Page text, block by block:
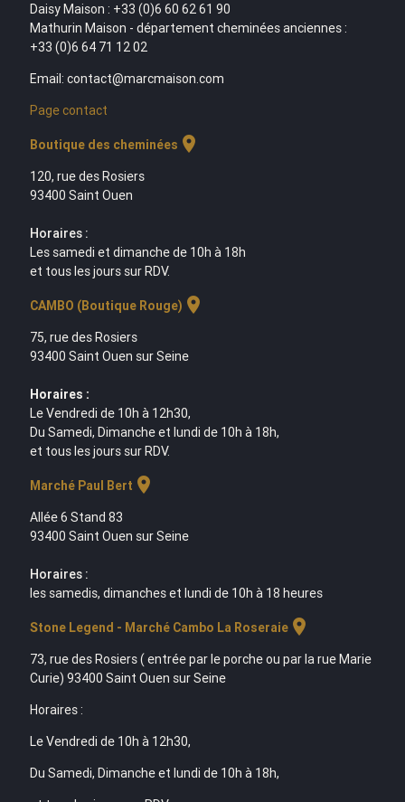
Daisy Maison : +33 (0)6 60 62 61 90
Mathurin Maison - département cheminées anciennes :
+33 (0)6 64 71 12 02
Email: contact@marcmaison.com
Page contact
Boutique des cheminées location_on
120, rue des Rosiers
93400 Saint Ouen
Horaires :
Les samedi et dimanche de 10h à 18h
et tous les jours sur RDV.
CAMBO (Boutique Rouge) location_on
75, rue des Rosiers
93400 Saint Ouen sur Seine
Horaires :
Le Vendredi de 10h à 12h30,
Du Samedi, Dimanche et lundi de 10h à 18h,
et tous les jours sur RDV.
Marché Paul Bert location_on
Allée 6 Stand 83
93400 Saint Ouen sur Seine
Horaires :
les samedis, dimanches et lundi de 10h à 18 heures
Stone Legend - Marché Cambo La Roseraielocation_on
73, rue des Rosiers ( entrée par le porche ou par la rue Marie
Curie) 93400 Saint Ouen sur Seine
Horaires :
Le Vendredi de 10h à 12h30,
Du Samedi, Dimanche et lundi de 10h à 18h,